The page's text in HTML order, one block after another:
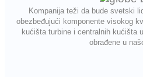
Kompanija teži da bude svetski
obezbeđujući komponente visokog
kućišta turbine i centralnih kućišta
obrađene u